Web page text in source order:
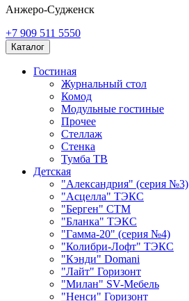
Анжеро-Судженск
+7 909 511 5550
Каталог
Гостиная
Журнальный стол
Комод
Модульные гостиные
Прочее
Стеллаж
Стенка
Тумба ТВ
Детская
"Александрия" (серия №3)
"Асцелла" ТЭКС
"Берген" СТМ
"Бланка" ТЭКС
"Гамма-20" (серия №4)
"Колибри-Лофт" ТЭКС
"Кэнди" Domani
"Лайт" Горизонт
"Милан" SV-Мебель
"Ненси" Горизонт